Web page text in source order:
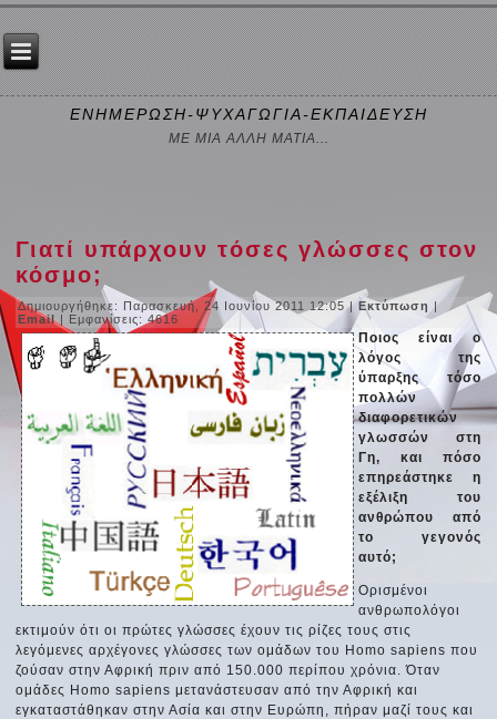
ΕΝΗΜΕΡΩΣΗ-ΨΥΧΑΓΩΓΙΑ-ΕΚΠΑΙΔΕΥΣΗ
ΜΕ ΜΙΑ ΑΛΛΗ ΜΑΤΙΑ...
Γιατί υπάρχουν τόσες γλώσσες στον
κόσμο;
Δημιουργήθηκε: Παρασκευή, 24 Ιουνίου 2011 12:05 |Εκτύπωση |
Email | Εμφανίσεις: 4616
Ποιος είναι ο
λόγος της
ύπαρξης τόσο
πολλών
διαφορετικών
γλωσσών στη
Γη, και πόσο
επηρεάστηκε η
εξέλιξη του
ανθρώπου από
το γεγονός
αυτό;
Ορισμένοι
ανθρωπολόγοι
εκτιμούν ότι οι πρώτες γλώσσες έχουν τις ρίζες τους στις
λεγόμενες αρχέγονες γλώσσες των ομάδων του Homo sapiens που
ζούσαν στην Αφρική πριν από 150.000 περίπου χρόνια. Όταν
ομάδες Homo sapiens μετανάστευσαν από την Αφρική και
εγκαταστάθηκαν στην Ασία και στην Ευρώπη, πήραν μαζί τους και